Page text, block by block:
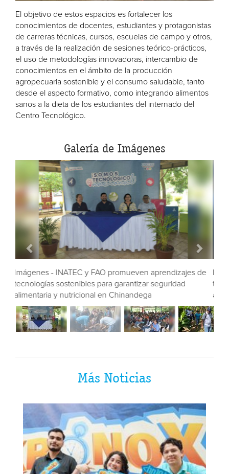
El objetivo de estos espacios es fortalecer los
conocimientos de docentes, estudiantes y protagonistas
de carreras técnicas, cursos, escuelas de campo y otros,
a través de la realización de sesiones teórico-prácticos,
el uso de metodologías innovadoras, intercambio de
conocimientos en el ámbito de la producción
agropecuaria sostenible y el consumo saludable, tanto
desde el aspecto formativo, como integrando alimentos
sanos a la dieta de los estudiantes del internado del
Centro Tecnológico.
Galería de Imágenes
Imágenes - INATEC y FAO promueven aprendizajes de
tecnologías sostenibles para garantizar seguridad
alimentaria y nutricional en Chinandega
Más Noticias